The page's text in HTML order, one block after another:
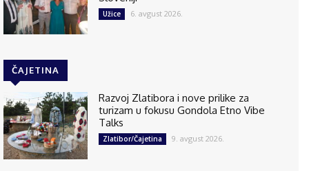
Užice 6. avgust 2026.
ČAJETINA
Razvoj Zlatibora i nove prilike za
turizam u fokusu Gondola Etno Vibe
Talks
Zlatibor/Čajetina 9. avgust 2026.